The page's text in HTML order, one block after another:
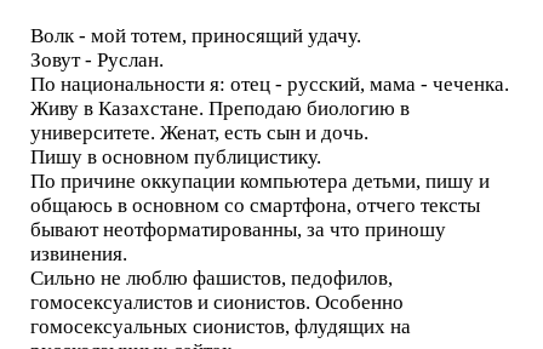
Волк - мой тотем, приносящий удачу.
Зовут - Руслан.
По национальности я: отец - русский, мама - чеченка.
Живу в Казахстане. Преподаю биологию в
университете. Женат, есть сын и дочь.
Пишу в основном публицистику.
По причине оккупации компьютера детьми, пишу и
общаюсь в основном со смартфона, отчего тексты
бывают неотформатированны, за что приношу
извинения.
Сильно не люблю фашистов, педофилов,
гомосексуалистов и сионистов. Особенно
гомосексуальных сионистов, флудящих на